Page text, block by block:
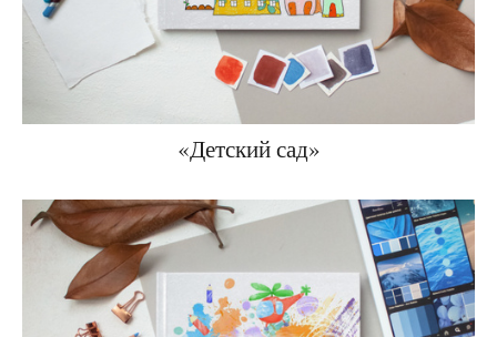
«Детский сад»